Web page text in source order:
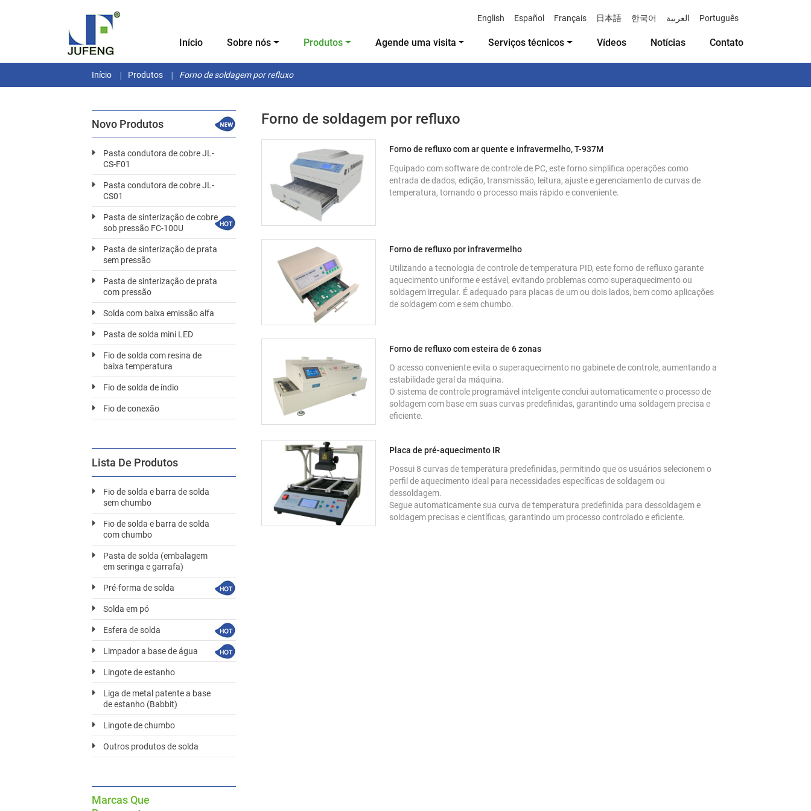
English Español Français 日本語 한국어 العربية Português
Início Sobre nós Produtos Agende uma visita Serviços técnicos Vídeos Notícias Contato
Início Produtos Forno de soldagem por refluxo
Forno de soldagem por refluxo
Forno de refluxo com ar quente e infravermelho, T-937M
Equipado com software de controle de PC, este forno simplifica operações como
entrada de dados, edição, transmissão, leitura, ajuste e gerenciamento de curvas de
temperatura, tornando o processo mais rápido e conveniente.
Forno de refluxo por infravermelho
Utilizando a tecnologia de controle de temperatura PID, este forno de refluxo garante
aquecimento uniforme e estável, evitando problemas como superaquecimento ou
soldagem irregular. É adequado para placas de um ou dois lados, bem como aplicações
de soldagem com e sem chumbo.
Forno de refluxo com esteira de 6 zonas
O acesso conveniente evita o superaquecimento no gabinete de controle, aumentando a
estabilidade geral da máquina.
O sistema de controle programável inteligente conclui automaticamente o processo de
soldagem com base em suas curvas predefinidas, garantindo uma soldagem precisa e
eficiente.
Placa de pré-aquecimento IR
Possui 8 curvas de temperatura predefinidas, permitindo que os usuários selecionem o
perfil de aquecimento ideal para necessidades específicas de soldagem ou
dessoldagem.
Segue automaticamente sua curva de temperatura predefinida para dessoldagem e
soldagem precisas e científicas, garantindo um processo controlado e eficiente.
Novo Produtos
Pasta condutora de cobre JL-
CS-F01
Pasta condutora de cobre JL-
CS01
Pasta de sinterização de cobre
sob pressão FC-100U
Pasta de sinterização de prata
sem pressão
Pasta de sinterização de prata
com pressão
Solda com baixa emissão alfa
Pasta de solda mini LED
Fio de solda com resina de
baixa temperatura
Fio de solda de índio
Fio de conexão
Lista De Produtos
Fio de solda e barra de solda
sem chumbo
Fio de solda e barra de solda
com chumbo
Pasta de solda (embalagem
em seringa e garrafa)
Pré-forma de solda
Solda em pó
Esfera de solda
Limpador a base de água
Lingote de estanho
Liga de metal patente a base
de estanho (Babbit)
Lingote de chumbo
Outros produtos de solda
Marcas Que